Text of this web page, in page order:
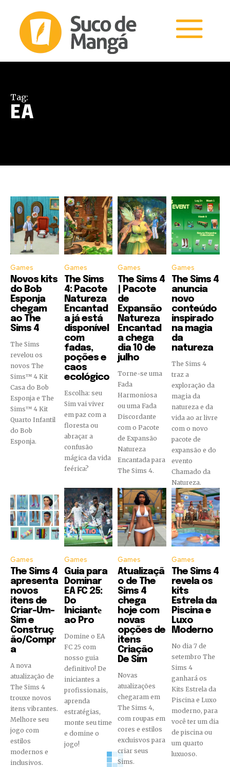
Tag:
EA
Games
Novos kits
do Bob
Esponja
chegam
ao The
Sims 4
The Sims
revelou os
novos The
Sims™ 4 Kit
Casa do Bob
Esponja e The
Sims™ 4 Kit
Quarto Infantil
do Bob
Esponja.
Games
The Sims
4: Pacote
Natureza
Encantad
a já está
disponível
com
fadas,
poções e
caos
ecológico
Escolha: seu
Sim vai viver
em paz com a
floresta ou
abraçar a
confusão
mágica da vida
feérica?
Games
The Sims 4
| Pacote
de
Expansão
Natureza
Encantad
a chega
dia 10 de
julho
Torne-se uma
Fada
Harmoniosa
ou uma Fada
Discordante
com o Pacote
de Expansão
Natureza
Encantada para
The Sims 4.
Games
The Sims 4
anuncia
novo
conteúdo
inspirado
na magia
da
natureza
The Sims 4
traz a
exploração da
magia da
natureza e da
vida ao ar livre
com o novo
pacote de
expansão e do
evento
Chamado da
Natureza.
Games
The Sims 4
apresenta
novos
itens de
Criar-Um-
Sim e
Construç
ão/Compr
a
A nova
atualização de
The Sims 4
trouxe novos
itens vibrantes.
Melhore seu
jogo com
estilos
modernos e
inclusivos.
Games
Guia para
Dominar
EA FC 25:
Do
Iniciantе
ao Pro
Domine o EA
FC 25 com
nosso guia
definitivo! De
iniciantes a
profissionais,
aprenda
estratégias,
monte seu time
e domine o
jogo!
Games
Atualizaçã
o de The
Sims 4
chega
hoje com
novas
opções de
itens
Criação
De Sim
Novas
atualizações
chegaram em
The Sims 4,
com roupas em
cores e estilos
excluisvos para
criar seus
Sims.
Games
The Sims 4
revela os
kits
Estrela da
Piscina e
Luxo
Moderno
No dia 7 de
setembro The
Sims 4
ganhará os
Kits Estrela da
Piscina e Luxo
moderno, para
você ter um dia
de piscina ou
um quarto
luxuoso.